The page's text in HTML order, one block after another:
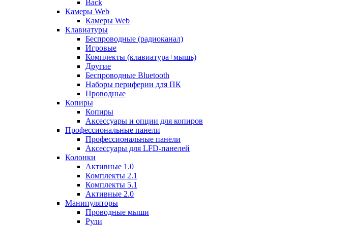
Back
Камеры Web
Камеры Web
Клавиатуры
Беспроводные (радиоканал)
Игровые
Комплекты (клавиатура+мышь)
Другие
Беспроводные Bluetooth
Наборы периферии для ПК
Проводные
Копиры
Копиры
Аксессуары и опции для копиров
Профессиональные панели
Профессиональные панели
Аксессуары для LFD-панелей
Колонки
Активные 1.0
Комплекты 2.1
Комплекты 5.1
Активные 2.0
Манипуляторы
Проводные мыши
Рули